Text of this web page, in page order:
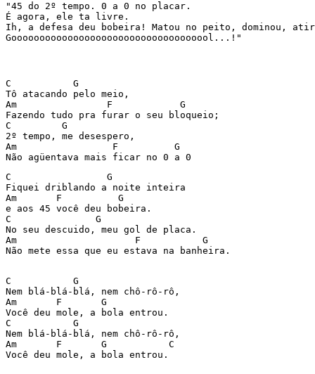
"45 do 2º tempo. 0 a 0 no placar.
É agora, ele ta livre.
Ih, a defesa deu bobeira! Matou no peito, dominou,
Goooooooooooooooooooooooooooooooooool...!"
C           G
Tô atacando pelo meio,
Am                F            G
Fazendo tudo pra furar o seu bloqueio;
C         G
2º tempo, me desespero,
Am                 F          G
Não agüentava mais ficar no 0 a 0
C                 G
Fiquei driblando a noite inteira
Am       F          G
e aos 45 você deu bobeira.
C               G
No seu descuido, meu gol de placa.
Am                     F           G
Não mete essa que eu estava na banheira.
C           G
Nem blá-blá-blá, nem chô-rô-rô,
Am       F       G
Você deu mole, a bola entrou.
C           G
Nem blá-blá-blá, nem chô-rô-rô,
Am       F       G           C
Você deu mole, a bola entrou.